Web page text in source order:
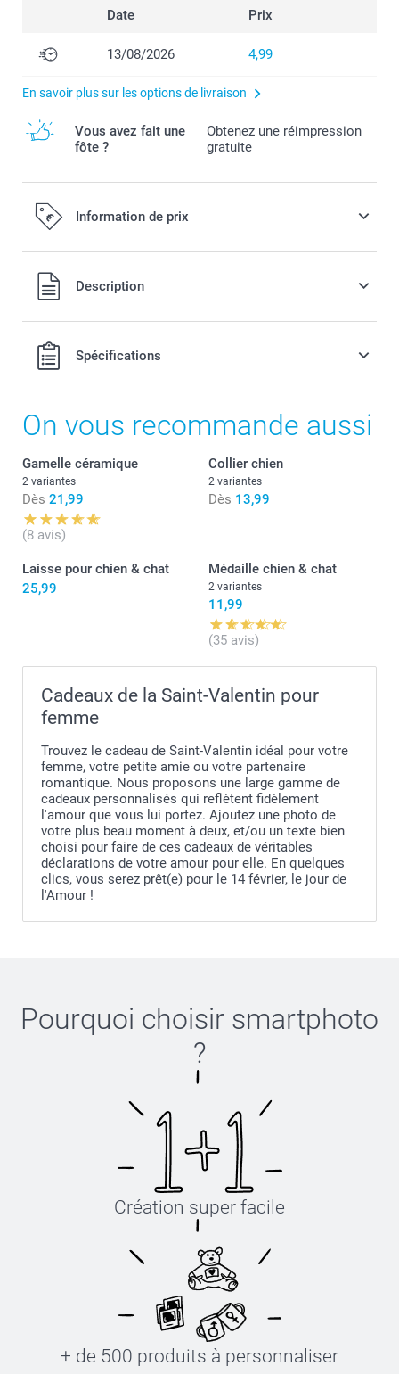
Date Prix
13/08/2026 4,99
En savoir plus sur les options de livraison
Vous avez fait une
fôte ?
Obtenez une réimpression
gratuite
Information de prix
Tous les prix sont en EURO (€), TVA incluse et hors frais de
port.
Description
Spécifications
Gamelle céramique
On vous recommande aussi
Gamelle céramique
2 variantes
Dès 21,99
(8 avis)
Collier chien
2 variantes
Dès 13,99
Laisse pour chien & chat
25,99
Médaille chien & chat
2 variantes
11,99
(35 avis)
Cadeaux de la Saint-Valentin pour
femme
Trouvez le cadeau de Saint-Valentin idéal pour votre
femme, votre petite amie ou votre partenaire
romantique. Nous proposons une large gamme de
cadeaux personnalisés qui reflètent fidèlement
l'amour que vous lui portez. Ajoutez une photo de
votre plus beau moment à deux, et/ou un texte bien
choisi pour faire de ces cadeaux de véritables
déclarations de votre amour pour elle. En quelques
clics, vous serez prêt(e) pour le 14 février, le jour de
l'Amour !
Pourquoi choisir smartphoto
?
Création super facile
+ de 500 produits à personnaliser